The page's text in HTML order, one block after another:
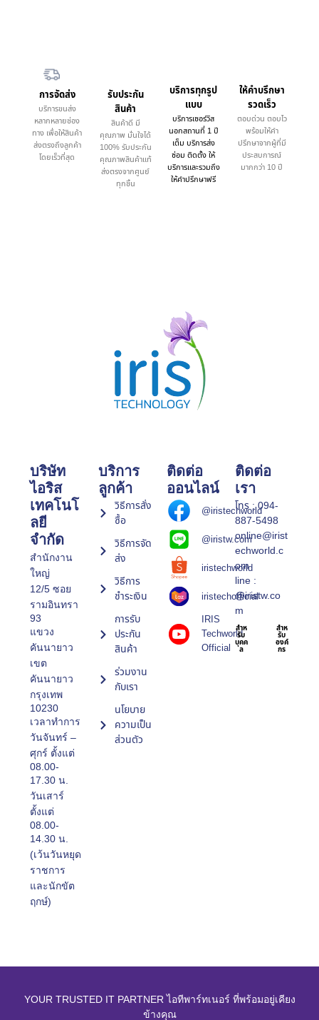
การจัดส่ง
บริการขนส่ง
หลากหลายช่อง
ทาง เพื่อให้สินค้า
ส่งตรงถึงลูกค้า
โดยเร็วที่สุด
รับประกัน
สินค้า
สินค้าดี มี
คุณภาพ มั่นใจได้
100% รับประกัน
คุณภาพสินค้าแท้
ส่งตรงจากศูนย์
ทุกชิ้น
บริการทุกรูป
แบบ
บริการเซอร์วิส
นอกสถานที่ 1 ปี
เต็ม บริการส่ง
ซ่อม ติดตั้ง ให้
บริการและรวมถึง
ให้คำปรึกษาฟรี
ให้คำบรึกษา
รวดเร็ว
ตอบด่วน ตอบไว
พร้อมให้คำ
ปรึกษาจากผู้ที่มี
ประสบการณ์
มากกว่า 10 ปี
บริษัท
ไอริส
เทคโนโ
ลยี
จำกัด
สำนักงาน
ใหญ่
12/5 ซอย
รามอินทรา
93
แขวง
คันนายาว
เขต
คันนายาว
กรุงเทพ
10230
เวลาทำการ
วันจันทร์ –
ศุกร์ ตั้งแต่
08.00-
17.30 น.
วันเสาร์
ตั้งแต่
08.00-
14.30 น.
(เว้นวันหยุด
ราชการ
และนักขัต
ฤกษ์)
บริการ
ลูกค้า
วิธีการสั่ง
ซื้อ
วิธีการจัด
ส่ง
วิธีการ
ชำระเงิน
การรับ
ประกัน
สินค้า
ร่วมงาน
กับเรา
นโยบาย
ความเป็น
ส่วนตัว
ติดต่อ
ออนไลน์
@iristechworld
@iristw.com
iristechworld
iristechofficial
IRIS
Techworld
Official
ติดต่อ
เรา
โทร : 094-
887-5498
online@irist
echworld.c
om
line :
@iristw.co
m
สำห
รับ
บุคค
ล
สำห
รับ
องค์
กร
YOUR TRUSTED IT PARTNER ไอทีพาร์ทเนอร์ ที่พร้อมอยู่เคียง
ข้างคุณ